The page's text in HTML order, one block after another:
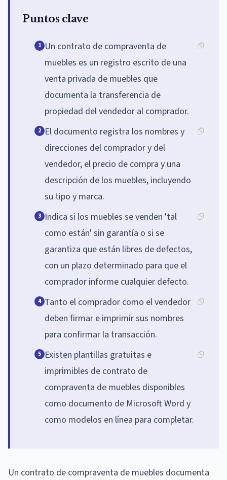
Puntos clave
1 Un contrato de compraventa de
muebles es un registro escrito de una
venta privada de muebles que
documenta la transferencia de
propiedad del vendedor al comprador.
2 El documento registra los nombres y
direcciones del comprador y del
vendedor, el precio de compra y una
descripción de los muebles, incluyendo
su tipo y marca.
3 Indica si los muebles se venden 'tal
como están' sin garantía o si se
garantiza que están libres de defectos,
con un plazo determinado para que el
comprador informe cualquier defecto.
4 Tanto el comprador como el vendedor
deben firmar e imprimir sus nombres
para confirmar la transacción.
5 Existen plantillas gratuitas e
imprimibles de contrato de
compraventa de muebles disponibles
como documento de Microsoft Word y
como modelos en línea para completar.
Un contrato de compraventa de muebles documenta